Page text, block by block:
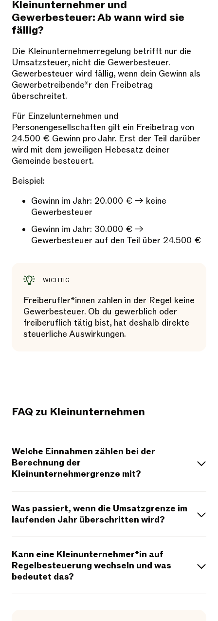
Kleinunternehmer und
Gewerbesteuer: Ab wann wird sie
fällig?
Die Kleinunternehmerregelung betrifft nur die
Umsatzsteuer, nicht die Gewerbesteuer.
Gewerbesteuer wird fällig, wenn dein Gewinn als
Gewerbetreibende*r den Freibetrag
überschreitet.
Für Einzelunternehmen und
Personengesellschaften gilt ein Freibetrag von
24.500 € Gewinn pro Jahr. Erst der Teil darüber
wird mit dem jeweiligen Hebesatz deiner
Gemeinde besteuert.
Beispiel:
Gewinn im Jahr: 20.000 € -> keine
Gewerbesteuer
Gewinn im Jahr: 30.000 € ->
Gewerbesteuer auf den Teil über 24.500 €
WICHTIG
Freiberufler*innen zahlen in der Regel keine
Gewerbesteuer. Ob du gewerblich oder
freiberuflich tätig bist, hat deshalb direkte
steuerliche Auswirkungen.
FAQ zu Kleinunternehmen
Welche Einnahmen zählen bei der
Berechnung der
Kleinunternehmergrenze mit?
Was passiert, wenn die Umsatzgrenze im
laufenden Jahr überschritten wird?
Kann eine Kleinunternehmer*in auf
Regelbesteuerung wechseln und was
bedeutet das?